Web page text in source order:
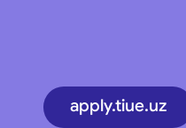
apply.tiue.uz